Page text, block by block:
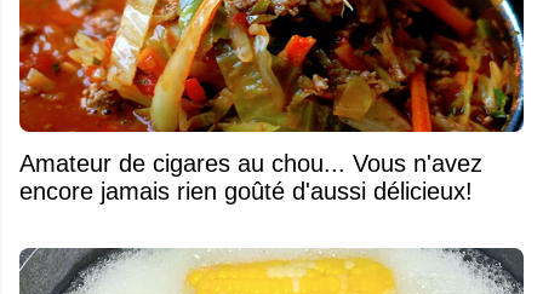
Amateur de cigares au chou... Vous n'avez
encore jamais rien goûté d'aussi délicieux!